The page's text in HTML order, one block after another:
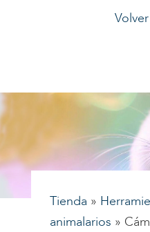
Tienda »
animalarios »